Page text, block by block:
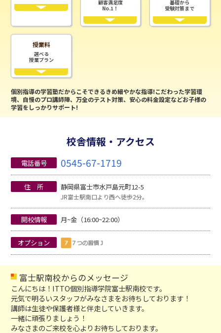
顧客満足度
No.1！
基礎から
受験対策まで
授業料
選べる
授業プラン
個別指導の学習塾だからこそできるきめ細やかな指導!こだわった学習環
境、自慢のプロ講師陣、万全のテスト対策、安心の料金設定などお子様の
学習をしっかりサポート!
校舎情報・アクセス
電話番号 0545-67-1719
住 所 静岡県富士市水戸島元町12-5
JR富士駅南口より西へ徒歩2分。
開校情報 月~金（16:00~22:00）
オプション
富士駅南校からのメッセージ
こんにちは！ITTO個別指導学院富士駅南校です。
元気で明るいスタッフがみなさまをお待ちしております！
講師は生徒や保護者様と伴走していきます。
一緒に頑張りましょう！
みなさまのご来校を心よりお待ちしております。